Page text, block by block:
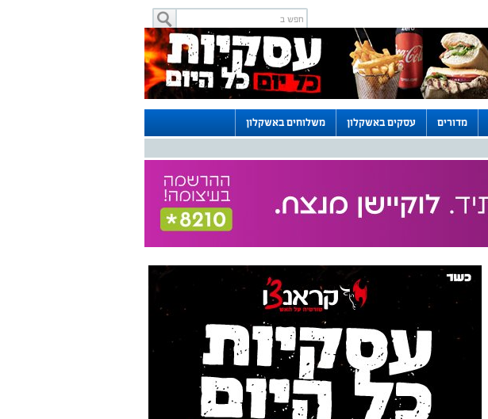
מדורים עסקים באשקלון משלוחים באשקלון